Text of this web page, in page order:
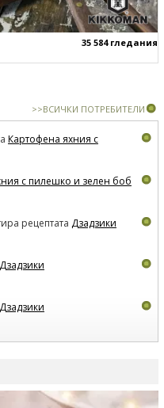
35 584 гледания
>>ВСИЧКИ ПОТРЕБИТЕЛИ
Картофена яхния с
с пилешко и зелен боб
рецептата Дзадзики
Дзадзики
Дзадзики
Свински ребра с